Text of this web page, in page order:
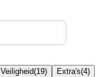
Veiligheid(19) Extra's(4)